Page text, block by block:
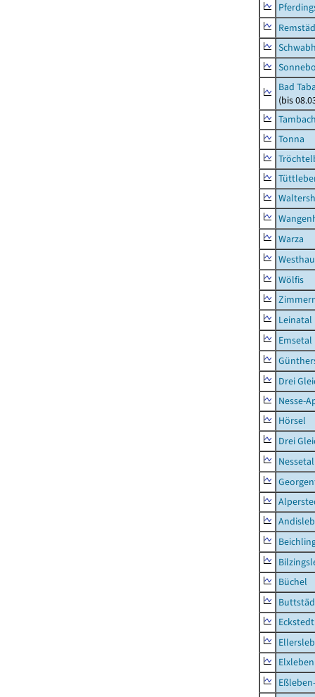
Bad
(bis
Tonna
Warza
Wölfis
Leinatal
Emsetal
Drei
Nesse-
Hörsel
Drei
Nessetal
Büchel
Eckstedt
Elxleben